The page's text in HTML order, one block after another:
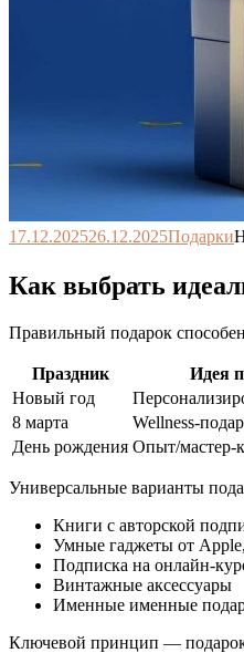
17.12.202526.12.2025Подарки
Как выбрать
Правильный подарок
Праздник Идея
Новый год
8 марта
Wellness-
День рождения Опыт/мастер-
Универсальные варианты
Книги с авторской
Умные гаджеты от
Подписка на онлайн-
Винтажные аксессуары
Именные именные
Ключевой принцип — подарок